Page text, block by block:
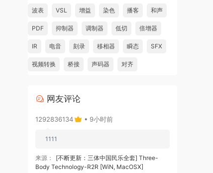
波表 VSL 增益 染色 播客 和声
PDF 抑制器 调制器 低切 倍增器
IR 电音 刻录 移相器 瞬态 SFX
视频转换 桥接 声码器 对齐
网友评论
1292836134 • 9小时前
1111
来源：
[不断更新：三体中国民乐全套] Three-
Body Technology-R2R [WiN, MacOSX]